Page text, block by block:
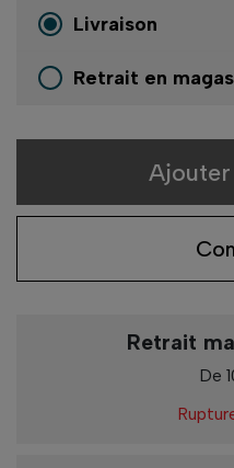
Livraison
Retrait en
Retrait
De